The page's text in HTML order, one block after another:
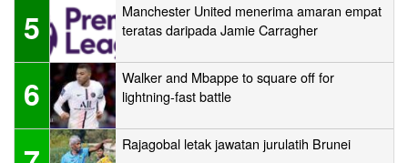
5
Manchester United menerima amaran empat
teratas daripada Jamie Carragher
6
Walker and Mbappe to square off for
lightning-fast battle
Rajagobal letak jawatan jurulatih Brunei